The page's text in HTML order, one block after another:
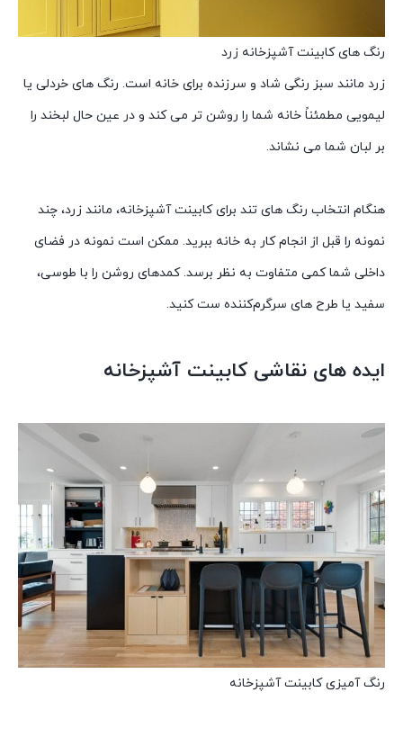
رنگ های کابینت آشپزخانه زرد
زرد مانند سبز رنگی شاد و سرزنده برای خانه است. رنگ های خردلی یا
لیمویی مطمئناً خانه شما را روشن تر می کند و در عین حال لبخند را
بر لبان شما می نشاند.
هنگام انتخاب رنگ های تند برای کابینت آشپزخانه، مانند زرد، چند
نمونه را قبل از انجام کار به خانه ببرید. ممکن است نمونه در فضای
داخلی شما کمی متفاوت به نظر برسد. کمدهای روشن را با طوسی،
سفید یا طرح‌ های سرگرم‌کننده ست کنید.
ایده های نقاشی کابینت آشپزخانه
رنگ آمیزی کابینت آشپزخانه